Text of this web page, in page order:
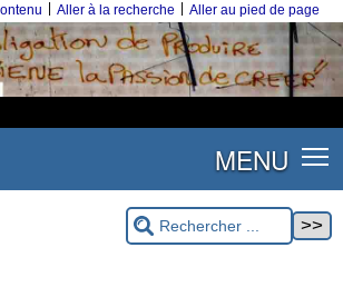
Aller à la recherche Aller au pied de page
MENU